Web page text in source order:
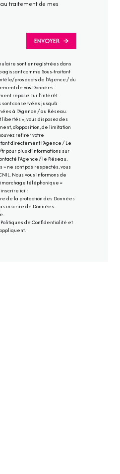
traitement de mes
ENVOYER
sont enregistrées dans
comme Sous-traitant
prospects de l'Agence / du
de vos Données
repose sur l'intérêt
conservées jusqu'à
à l'Agence / au Réseau.
», vous disposez des
d’opposition, de limitation
retirer votre
directement l’Agence / Le
pour plus d’informations sur
l'Agence / le Réseau,
ne sont pas respectés, vous
Nous vous informons de
téléphonique «
inscrire ici :
de la protection des Données
inscrire de Données
Politiques de Confidentialité et